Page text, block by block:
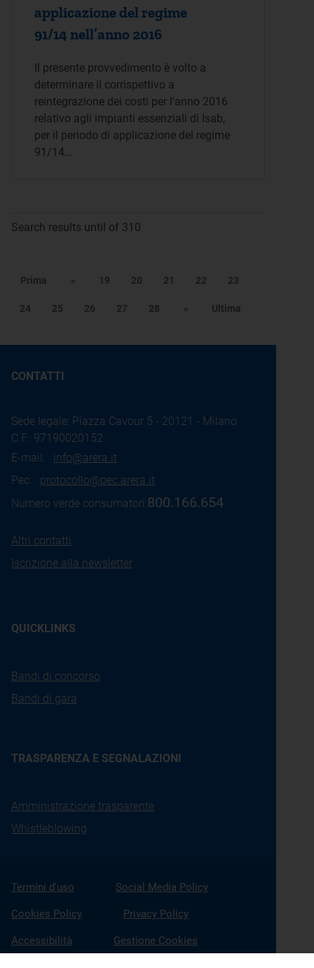
applicazione del regime
91/14 nell’anno 2016
Il presente provvedimento è volto a
determinare il corrispettivo a
reintegrazione dei costi per l'anno 2016
relativo agli impianti essenziali di Isab,
per il periodo di applicazione del regime
91/14…
Search results until of 310
Prima « 19 20 21 22 23
24 25 26 27 28 » Ultima
CONTATTI
Sede legale: Piazza Cavour 5 - 20121 - Milano
C.F.: 97190020152
E-mail: info@arera.it
Pec: protocollo@pec.arera.it
Numero verde consumatori:800.166.654
Altri contatti
Iscrizione alla newsletter
QUICKLINKS
Bandi di concorso
Bandi di gara
TRASPARENZA E SEGNALAZIONI
Amministrazione trasparente
Whistleblowing
Termini d'uso Social Media Policy
Cookies Policy Privacy Policy
Accessibilità Gestione Cookies